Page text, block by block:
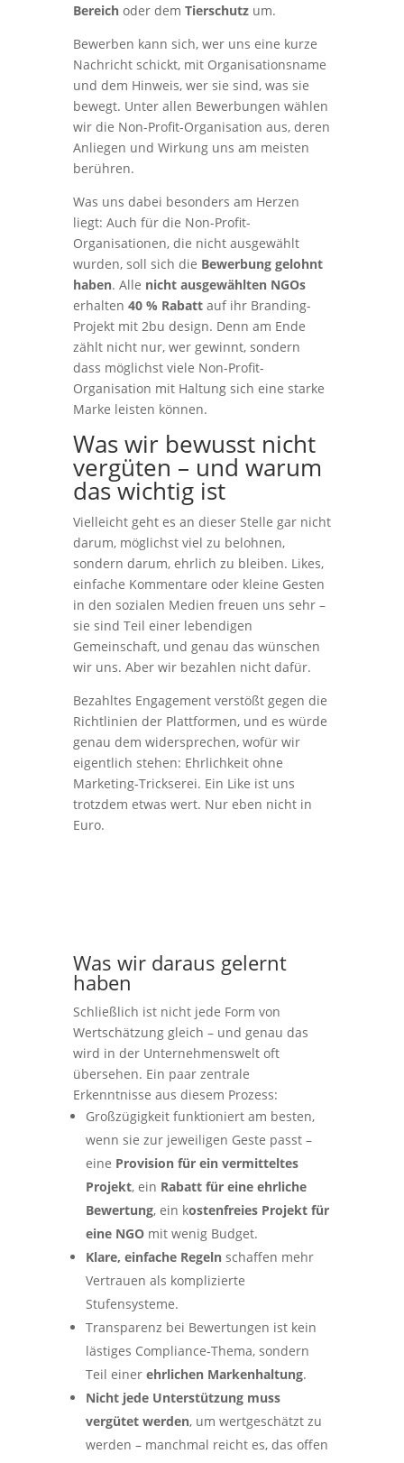
Bereichoder dem Tierschutzum.
Bewerben kann sich, wer uns eine kurze
Nachricht schickt, mit Organisationsname
und dem Hinweis, wer sie sind, was sie
bewegt. Unter allen Bewerbungen wählen
wir die Non-Profit-Organisation aus, deren
Anliegen und Wirkung uns am meisten
berühren.
Was uns dabei besonders am Herzen
liegt: Auch für die Non-Profit-
Organisationen, die nicht ausgewählt
wurden, soll sich die Bewerbung gelohnt
haben. Alle nicht ausgewählten NGOs
erhalten 40 % Rabattauf ihr Branding-
Projekt mit 2bu design. Denn am Ende
zählt nicht nur, wer gewinnt, sondern
dass möglichst viele Non-Profit-
Organisation mit Haltung sich eine starke
Marke leisten können.
Was wir bewusst nicht
vergüten – und warum
das wichtig ist
Vielleicht geht es an dieser Stelle gar nicht
darum, möglichst viel zu belohnen,
sondern darum, ehrlich zu bleiben. Likes,
einfache Kommentare oder kleine Gesten
in den sozialen Medien freuen uns sehr –
sie sind Teil einer lebendigen
Gemeinschaft, und genau das wünschen
wir uns. Aber wir bezahlen nicht dafür.
Bezahltes Engagement verstößt gegen die
Richtlinien der Plattformen, und es würde
genau dem widersprechen, wofür wir
eigentlich stehen: Ehrlichkeit ohne
Marketing-Trickserei. Ein Like ist uns
trotzdem etwas wert. Nur eben nicht in
Euro.
Was wir daraus gelernt
haben
Schließlich ist nicht jede Form von
Wertschätzung gleich – und genau das
wird in der Unternehmenswelt oft
übersehen. Ein paar zentrale
Erkenntnisse aus diesem Prozess:
Großzügigkeit funktioniert am besten,
wenn sie zur jeweiligen Geste passt –
eine Provision für ein vermitteltes
Projekt, ein Rabatt für eine ehrliche
Bewertung, ein kostenfreies Projekt für
eine NGOmit wenig Budget.
Klare, einfache Regelnschaffen mehr
Vertrauen als komplizierte
Stufensysteme.
Transparenz bei Bewertungen ist kein
lästiges Compliance-Thema, sondern
Teil einer ehrlichen Markenhaltung.
Nicht jede Unterstützung muss
vergütet werden, um wertgeschätzt zu
werden – manchmal reicht es, das offen